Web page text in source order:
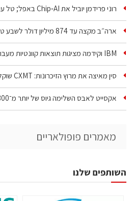
רוני פרידמן יוביל את Chip‑AI באפל; טל ענבר ינהל את…
ארה״ב מקצה עד 874 מיליון דולר לשבע טכנולוגיות שבבים…
IBM וקידמה מציגות תוצאות קוונטיות מעבר ליכולת…
סין מאיצה את מרוץ הזיכרונות: CXMT שוקלת להקים מפעל…
אקסייט לאבס השלימה גיוס של יותר מ־300 מיליון דולר…
מאמרים פופולאריים
השותפים שלנו